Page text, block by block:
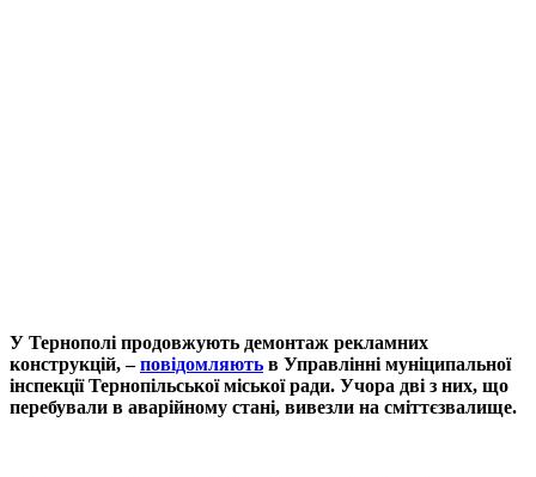
У Тернополі продовжують демонтаж рекламних
конструкцій, –повідомляють в Управлінні муніципальної
інспекції Тернопільської міської ради. Учора дві з них, що
перебували в аварійному стані, вивезли на сміттєзвалище.